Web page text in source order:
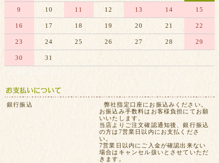
9 10 11 12 13 14 15
16 17 18 19 20 21 22
23 24 25 26 27 28 29
30 31
※赤字は休業日です
銀行振込
弊社指定口座にお振込みください。
お振込み手数料はお客様負担にてお願
いいたします。
当店よりご注文確認通知後、銀行振込
の方は7営業日以内にお支払くださ
い。
7営業日以内にご入金が確認出来ない
場合はキャンセル扱いとさせていただ
きます。